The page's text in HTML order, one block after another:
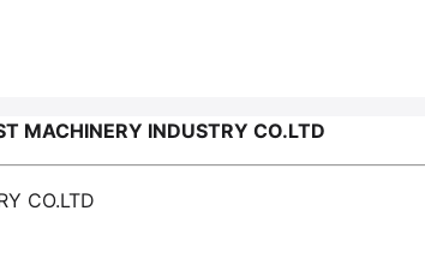
INDUSTRY CO.LTD
CO.LTD